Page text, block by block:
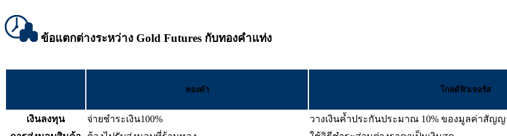
ข้อแตกต่างระหว่าง Gold Futures กับทองคำแท่ง
ทองคำ โกลด์ฟิวเจอร์ส
เงินลงทุน จ่ายชำระเงิน100%
วางเงินค้ำประกันประมาณ 10% ของมูลค่าสัญญ